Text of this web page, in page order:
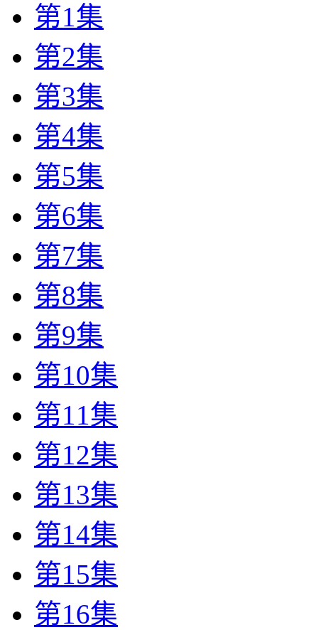
第1集
第2集
第3集
第4集
第5集
第6集
第7集
第8集
第9集
第10集
第11集
第12集
第13集
第14集
第15集
第16集